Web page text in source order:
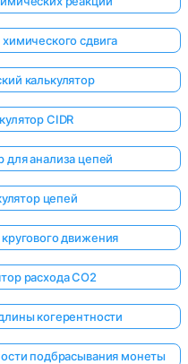
сдвига
калькулятор
CIDR
для анализа цепей
цепей
движения
расхода CO2
когерентности
подбрасывания монеты